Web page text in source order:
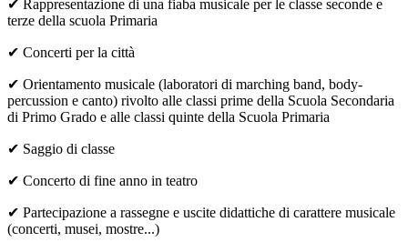
✔ Rappresentazione di una fiaba musicale per le classe seconde e
terze della scuola Primaria
✔ Concerti per la città
✔ Orientamento musicale (laboratori di marching band, body-
percussion e canto) rivolto alle classi prime della Scuola Secondaria
di Primo Grado e alle classi quinte della Scuola Primaria
✔ Saggio di classe
✔ Concerto di fine anno in teatro
✔ Partecipazione a rassegne e uscite didattiche di carattere musicale
(concerti, musei, mostre...)